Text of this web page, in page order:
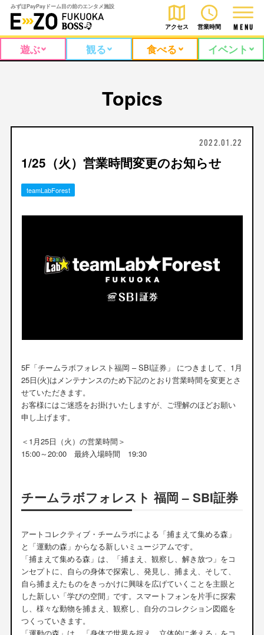
みずほPayPayドーム目の前のエンタメ施設
アクセス 営業時間 M E N U
遊ぶ 観る 食べる イベント
Topics
2022.01.22
1/25（火）営業時間変更のお知らせ
teamLabForest
5F「チームラボフォレスト福岡 – SBI証券」 につきまして、1月
25日(火)はメンテナンスのため下記のとおり営業時間を変更とさ
せていただきます。
お客様にはご迷惑をお掛けいたしますが、ご理解のほどお願い
申し上げます。
＜1月25日（火）の営業時間＞
15:00～20:00 最終入場時間 19:30
チームラボフォレスト 福岡 – SBI証券
アートコレクティブ・チームラボによる「捕まえて集める森」
と「運動の森」からなる新しいミュージアムです。
「捕まえて集める森」は、「捕まえ、観察し、解き放つ」をコ
ンセプトに、自らの身体で探索し、発見し、捕まえ、そして、
自ら捕まえたものをきっかけに興味を広げていくことを主眼と
した新しい「学びの空間」です。スマートフォンを片手に探索
し、様々な動物を捕まえ、観察し、自分のコレクション図鑑を
つくっていきます。